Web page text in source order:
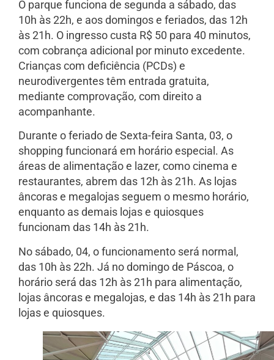
O parque funciona de segunda a sábado, das
10h às 22h, e aos domingos e feriados, das 12h
às 21h. O ingresso custa R$ 50 para 40 minutos,
com cobrança adicional por minuto excedente.
Crianças com deficiência (PCDs) e
neurodivergentes têm entrada gratuita,
mediante comprovação, com direito a
acompanhante.
Durante o feriado de Sexta-feira Santa, 03, o
shopping funcionará em horário especial. As
áreas de alimentação e lazer, como cinema e
restaurantes, abrem das 12h às 21h. As lojas
âncoras e megalojas seguem o mesmo horário,
enquanto as demais lojas e quiosques
funcionam das 14h às 21h.
No sábado, 04, o funcionamento será normal,
das 10h às 22h. Já no domingo de Páscoa, o
horário será das 12h às 21h para alimentação,
lojas âncoras e megalojas, e das 14h às 21h para
lojas e quiosques.